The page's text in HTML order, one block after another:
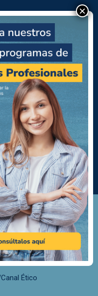
pruebas libres:
por:
Formación | Todos los
de uso y cookies
desistimiento
Ético